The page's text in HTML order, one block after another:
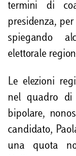
termini di
presidenza,
spiegando
elettorale
Le elezioni
nel quadro di
bipolare,
candidato,
una quota